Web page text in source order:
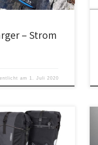
– Strom
am 1. Juli 2020